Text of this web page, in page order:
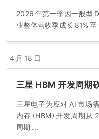
2026 年第一季因一般型
业整体营收季成长 81%
4 月 18 日
三星 HBM 开发周期
三星电子为应对 AI 市场
内存（HBM）开发周期从
周期 ...